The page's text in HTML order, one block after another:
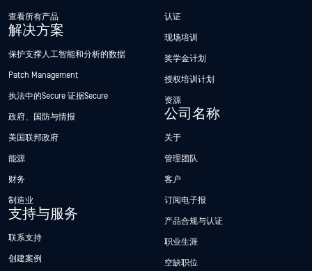
查看所有产品
解决方案
保护支撑人工智能和分析的数据
Patch Management
执法中的Secure 证据Secure
政府、国防与情报
美国联邦政府
能源
财务
制造业
支持与服务
联系支持
创建案例
认证
现场培训
奖学金计划
授权培训计划
资源
公司名称
关于
管理团队
客户
订阅电子报
产品合规与认证
职业生涯
空缺职位